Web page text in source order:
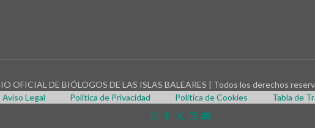
OFICIAL DE BIÓLOGOS DE LAS ISLAS BALEARES | Todos los derechos
Aviso Legal
Política de Privacidad Política de Cookies Tabla de